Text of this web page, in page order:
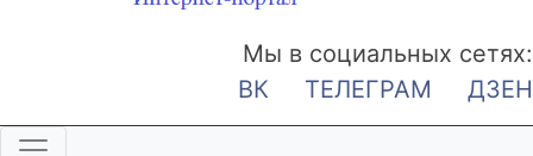
Мы в социальных сетях:
ВК
ТЕЛЕГРАМ ДЗЕН